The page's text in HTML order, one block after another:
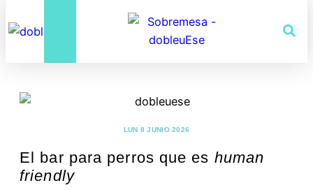
LUN 8 JUNIO 2026
El bar para perros que es human
friendly